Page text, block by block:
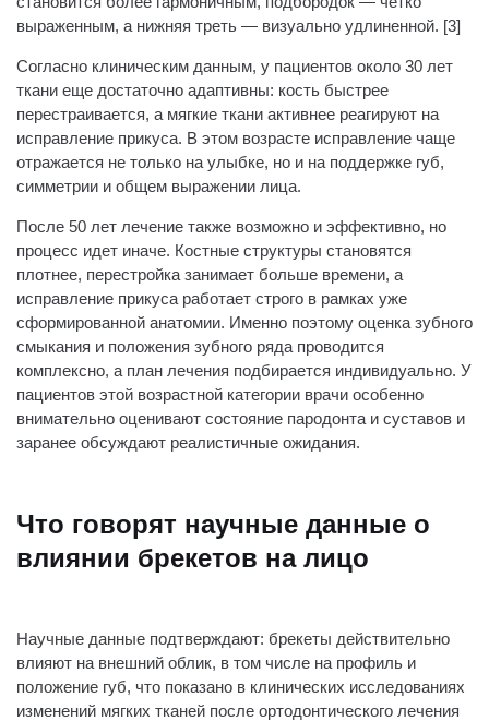
выраженным, а нижняя треть — визуально удлиненной. [3]
Согласно клиническим данным, у пациентов около 30 лет
ткани еще достаточно адаптивны: кость быстрее
перестраивается, а мягкие ткани активнее реагируют на
исправление прикуса. В этом возрасте исправление чаще
отражается не только на улыбке, но и на поддержке губ,
симметрии и общем выражении лица.
После 50 лет лечение также возможно и эффективно, но
процесс идет иначе. Костные структуры становятся
плотнее, перестройка занимает больше времени, а
исправление прикуса работает строго в рамках уже
сформированной анатомии. Именно поэтому оценка зубного
смыкания и положения зубного ряда проводится
комплексно, а план лечения подбирается индивидуально. У
пациентов этой возрастной категории врачи особенно
внимательно оценивают состояние пародонта и суставов и
заранее обсуждают реалистичные ожидания.
Что говорят научные данные о
влиянии брекетов на лицо
Научные данные подтверждают: брекеты действительно
влияют на внешний облик, в том числе на профиль и
положение губ, что показано в клинических исследованиях
изменений мягких тканей после ортодонтического лечения